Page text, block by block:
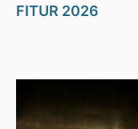
FITUR 2026